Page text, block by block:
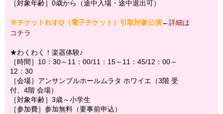
［対象年齢］0歳から（途中入場・途中退出可）
※チケットれすQ（電子チケット）引取対象公演←詳細は
コチラ
★わくわく！楽器体験♪
［時間］10：30～11：00/11：15～11：45/12：00～
12：30
［会場］アンサンブルホールムラタ ホワイエ（3階 受
付、4階 会場）
［対象年齢］3歳～小学生
［参加費］参加無料（要事前申込）